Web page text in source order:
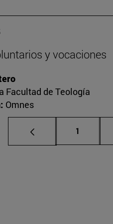
y vocaciones
Facultad de Teología
Omnes
Página
1